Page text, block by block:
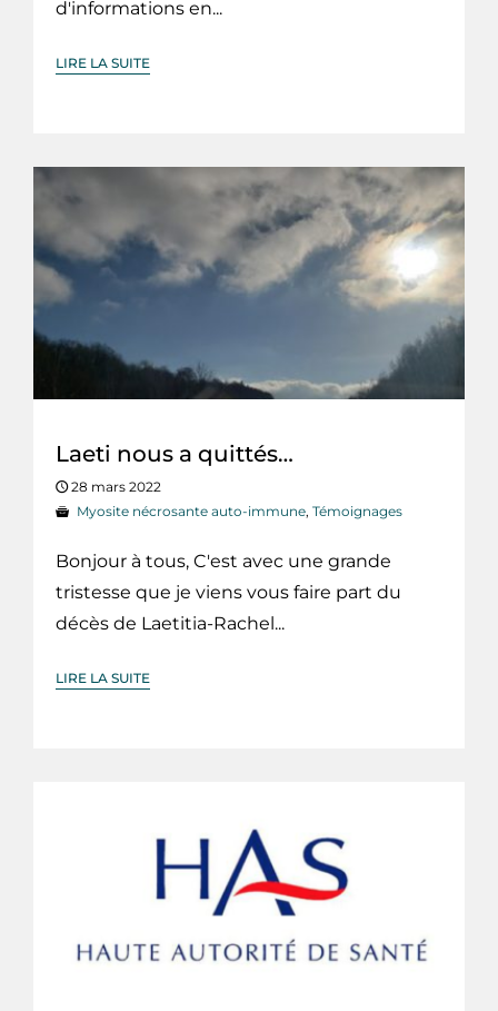
d'informations en...
LIRE LA SUITE
Laeti nous a quittés…
28 mars 2022
Myosite nécrosante auto-immune, Témoignages
Bonjour à tous, C'est avec une grande
tristesse que je viens vous faire part du
décès de Laetitia-Rachel...
LIRE LA SUITE